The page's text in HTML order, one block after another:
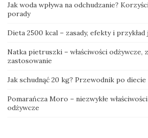
Jak woda wpływa na odchudzanie?
porady
Dieta 2500 kcal – zasady, efekty i przykład
Natka pietruszki – właściwości odżywcze,
zastosowanie
Jak schudnąć 20 kg? Przewodnik po
Pomarańcza Moro – niezwykłe
odżywcze